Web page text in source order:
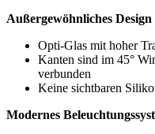
Außergewöhnliches Design
Opti-Glas mit hoher
Kanten sind im 45°
verbunden
Keine sichtbaren
Modernes